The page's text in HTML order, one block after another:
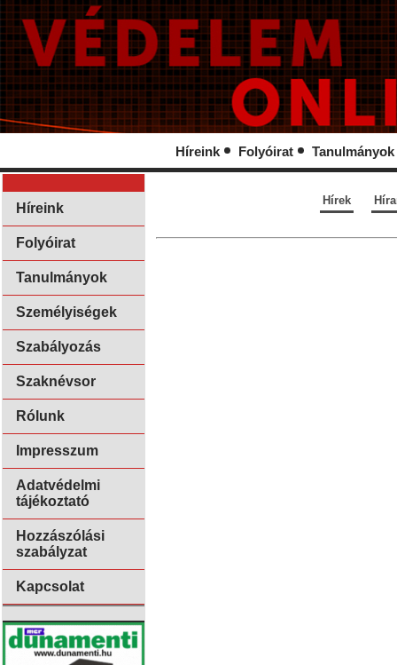
Híreink Folyóirat Tanulmányok
Híreink
Folyóirat
Tanulmányok
Személyiségek
Szabályozás
Szaknévsor
Rólunk
Impresszum
Adatvédelmi
tájékoztató
Hozzászólási
szabályzat
Kapcsolat
Hírek